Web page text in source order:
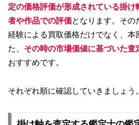
定の価格評価が形成されている掛け
者や作品での評価となります。その
経験による買取価格だけでなく、本
た、 その時の市場価値に基づいた査
おすすめです。
それぞれ順に確認していきましょう。